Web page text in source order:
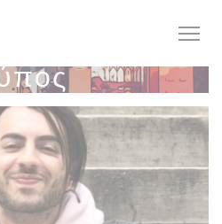
(Cookies)